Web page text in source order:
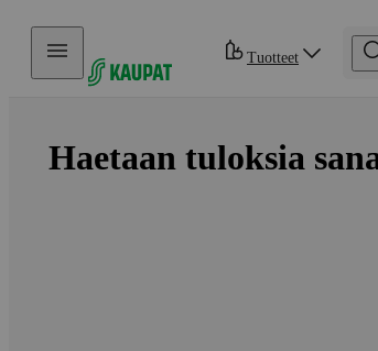
Hyppää sisältöön
Tuotteet
Haetaan tuloksia